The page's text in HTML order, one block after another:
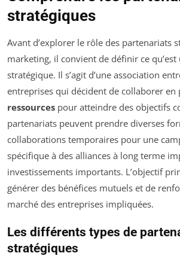
stratégiques
Avant d’explorer le rôle des partenariats
marketing, il convient de définir ce
stratégique. Il s’agit d’une association
entreprises qui décident de collaborer en
ressources pour atteindre des objectifs
partenariats peuvent prendre diverses
collaborations temporaires pour une
spécifique à des alliances à long terme
investissements importants. L’objectif
générer des bénéfices mutuels et de
marché des entreprises impliquées.
Les différents types de
stratégiques